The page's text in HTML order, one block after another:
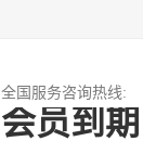
全国服务咨询热线:
会员到期